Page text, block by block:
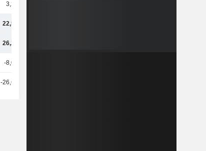
3,23 Md
22,58 Md
26,28 Md
-8,08 Md
-26,63 Md